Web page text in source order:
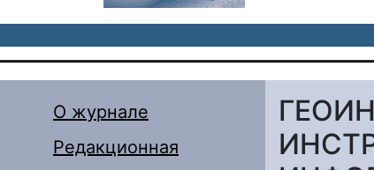
О журнале
Редакционная